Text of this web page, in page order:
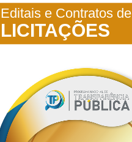
Editais e Contratos de
LICITAÇÕES